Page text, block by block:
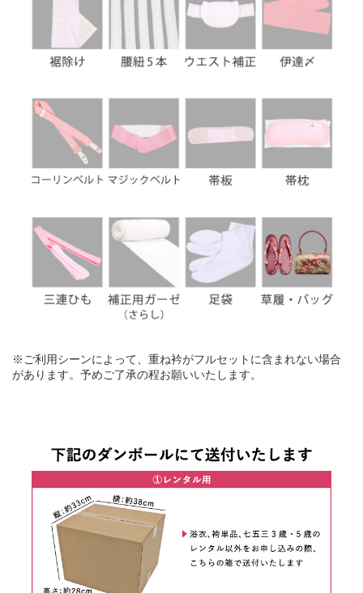
※ご利用シーンによって、重ね衿がフルセットに含まれない場合
があります。予めご了承の程お願いいたします。